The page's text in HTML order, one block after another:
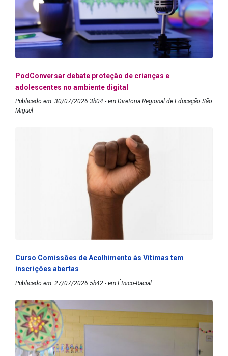
PodConversar debate proteção de crianças e
adolescentes no ambiente digital
Publicado em: 30/07/2026 3h04 - em Diretoria Regional de Educação São
Miguel
Curso Comissões de Acolhimento às Vítimas tem
inscrições abertas
Publicado em: 27/07/2026 5h42 - em Étnico-Racial